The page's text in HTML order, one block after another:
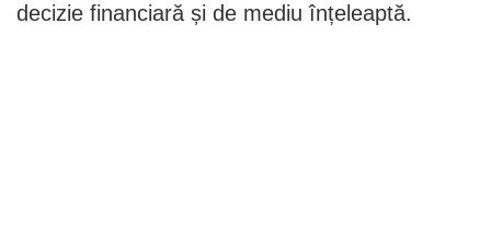
decizie financiară și de mediu înțeleaptă.